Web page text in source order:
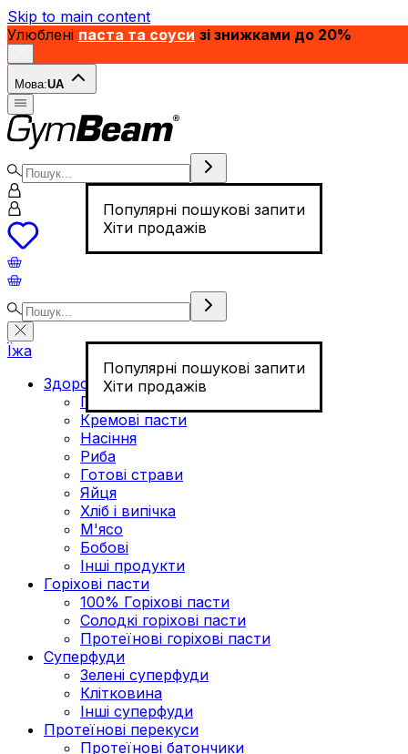
Skip to main content
Улюблені паста та соуси зі знижками до 20%
Мова:UA
Популярні пошукові запити
Хіти продажів
Популярні пошукові запити
Хіти продажів
Їжа
Здорове харчування
Горіхи
Кремові пасти
Насіння
Риба
Готові страви
Яйця
Хліб і випічка
М'ясо
Бобові
Інші продукти
Горіхові пасти
100% Горіхові пасти
Солодкі горіхові пасти
Протеїнові горіхові пасти
Суперфуди
Зелені суперфуди
Клітковина
Інші суперфуди
Протеїнові перекуси
Протеїнові батончики